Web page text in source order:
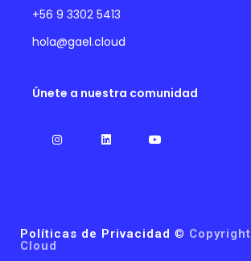
+56 9 3302 5413
hola@gael.cloud
Únete a nuestra comunidad
Políticas de Privacidad ©
Cloud